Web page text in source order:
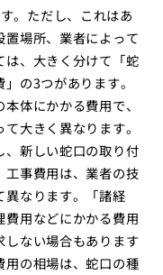
。ただし、これはあ
置場所、業者によって
は、大きく分けて「蛇
の3つがあります。
体にかかる費用で、
大きく異なります。
、新しい蛇口の取り付
工事費用は、業者の技
異なります。「諸経
用などにかかる費用
しない場合もあります
用の相場は、蛇口の種